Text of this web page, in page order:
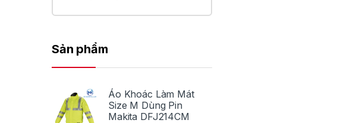
Sản phẩm
Áo Khoác Làm Mát
Size M Dùng Pin
Makita DFJ214CM